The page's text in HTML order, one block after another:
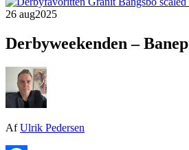
26 aug2025
Derbyweekenden –
AfUlrik Pedersen